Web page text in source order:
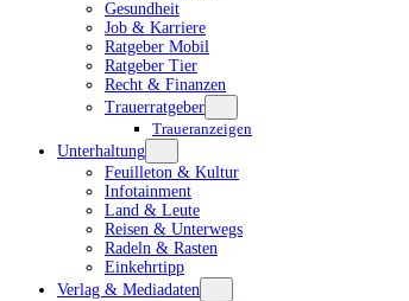
Gesundheit
Job & Karriere
Ratgeber Mobil
Ratgeber Tier
Recht & Finanzen
Trauerratgeber
Traueranzeigen
Unterhaltung
Feuilleton & Kultur
Infotainment
Land & Leute
Reisen & Unterwegs
Radeln & Rasten
Einkehrtipp
Verlag & Mediadaten